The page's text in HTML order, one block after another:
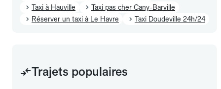
Taxi à Hauville
Taxi pas cher Cany-Barville
Réserver un taxi à Le Havre
Taxi Doudeville 24h/24
Trajets populaires